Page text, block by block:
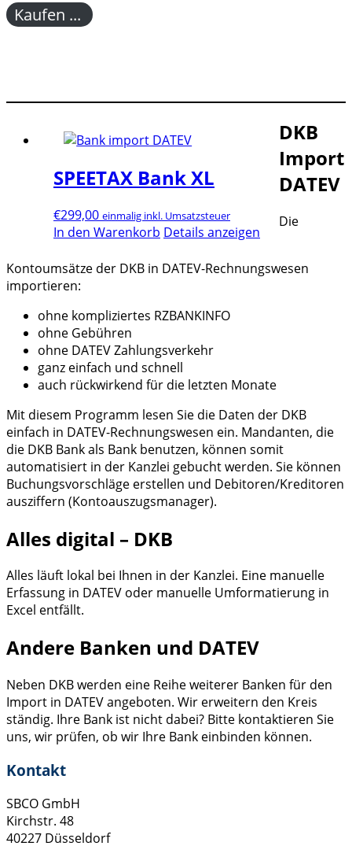
Kaufen ...
SPEETAX Bank XL
€299,00 einmalig inkl. Umsatzsteuer
In den Warenkorb Details anzeigen
DKB
Import
DATEV
Die
Kontoumsätze der DKB in DATEV-Rechnungswesen
importieren:
ohne kompliziertes RZBANKINFO
ohne Gebühren
ohne DATEV Zahlungsverkehr
ganz einfach und schnell
auch rückwirkend für die letzten Monate
Mit diesem Programm lesen Sie die Daten der DKB
einfach in DATEV-Rechnungswesen ein. Mandanten, die
die DKB Bank als Bank benutzen, können somit
automatisiert in der Kanzlei gebucht werden. Sie können
Buchungsvorschläge erstellen und Debitoren/Kreditoren
ausziffern (Kontoauszugsmanager).
Alles digital – DKB
Alles läuft lokal bei Ihnen in der Kanzlei. Eine manuelle
Erfassung in DATEV oder manuelle Umformatierung in
Excel entfällt.
Andere Banken und DATEV
Neben DKB werden eine Reihe weiterer Banken für den
Import in DATEV angeboten. Wir erweitern den Kreis
ständig. Ihre Bank ist nicht dabei? Bitte kontaktieren Sie
uns, wir prüfen, ob wir Ihre Bank einbinden können.
Kontakt
SBCO GmbH
Kirchstr. 48
40227 Düsseldorf